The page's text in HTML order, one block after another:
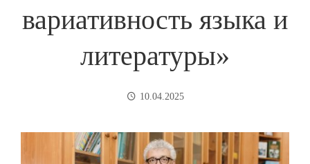
вариативность языка и
литературы»
10.04.2025